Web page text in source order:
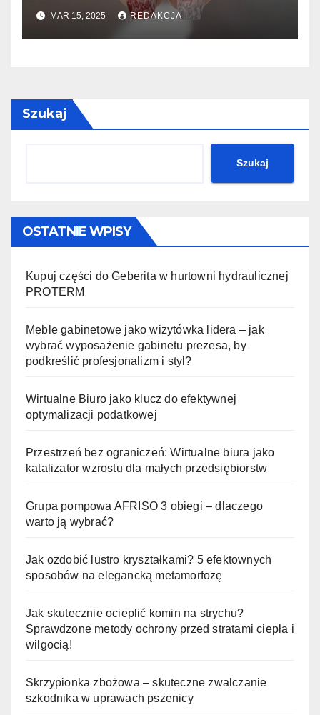
krok po kroku
MAR 15, 2025 REDAKCJA
Szukaj
Szukaj
OSTATNIE WPISY
Kupuj części do Geberita w hurtowni hydraulicznej
PROTERM
Meble gabinetowe jako wizytówka lidera – jak
wybrać wyposażenie gabinetu prezesa, by
podkreślić profesjonalizm i styl?
Wirtualne Biuro jako klucz do efektywnej
optymalizacji podatkowej
Przestrzeń bez ograniczeń: Wirtualne biura jako
katalizator wzrostu dla małych przedsiębiorstw
Grupa pompowa AFRISO 3 obiegi – dlaczego
warto ją wybrać?
Jak ozdobić lustro kryształkami? 5 efektownych
sposobów na elegancką metamorfozę
Jak skutecznie ocieplić komin na strychu?
Sprawdzone metody ochrony przed stratami ciepła i
wilgocią!
Skrzypionka zbożowa – skuteczne zwalczanie
szkodnika w uprawach pszenicy